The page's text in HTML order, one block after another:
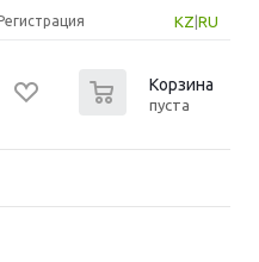
KZ RU
Корзина
пуста